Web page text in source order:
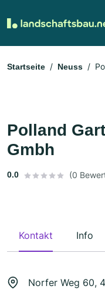
Startseite Neuss
Polland
Gmbh
0.0 (0
Kontakt Info
Norfer Weg 60,